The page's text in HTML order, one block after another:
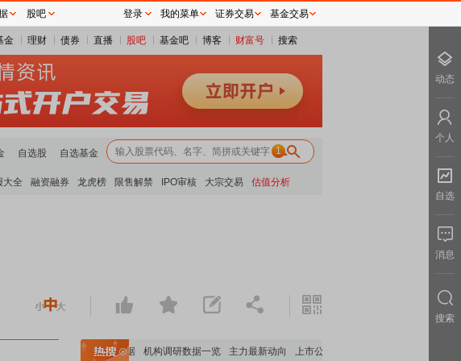
金 理财 债券 直播 股吧 基金吧 博客 财富号 搜索
自选股 自选基金 1
大全 融资融券 龙虎榜 限售解禁 IPO审核 大宗交易 估值分析
重要机构持股数据 机构调研数据一览 主力最新动向 上市公司限售股解禁一览
股吧 登录 我的菜单 证券交易 基金交易
动态
个人
自选
消息
搜索